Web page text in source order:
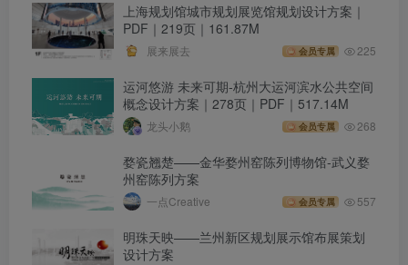
上海规划馆城市规划展览馆规划设计方案｜
PDF｜219页｜161.87M
展来展去 会员专属 225
运河悠游 未来可期-杭州大运河滨水公共空间
概念设计方案｜278页｜PDF｜517.14M
龙头小鹅 会员专属 268
婺瓷翘楚——金华婺州窑陈列博物馆-武义婺
州窑陈列方案
一点Creative 会员专属 557
明珠天映——兰州新区规划展示馆布展策划
设计方案